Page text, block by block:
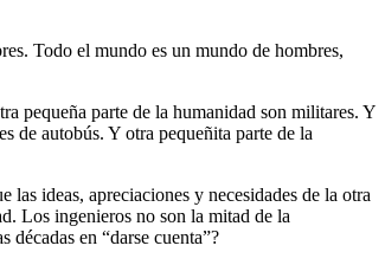
Todo el mundo es un mundo de hombres,
pequeña parte de la humanidad son militares. Y
de autobús. Y otra pequeñita parte de la
ideas, apreciaciones y necesidades de la otra
Los ingenieros no son la mitad de la
en “darse cuenta”?